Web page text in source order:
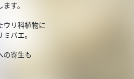
す。
ウリ科植物に
バエ。
の寄生も